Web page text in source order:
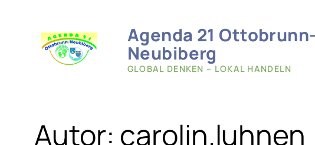
springen
Agenda 21 Ottobrunn-
Neubiberg
GLOBAL DENKEN – LOKAL HANDELN
Autor: carolin.luhnen